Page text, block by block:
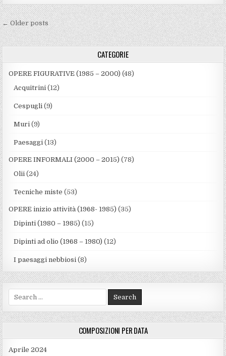
Navigazione articoli
← Older posts
CATEGORIE
OPERE FIGURATIVE (1985 – 2000) (48)
Acquitrini (12)
Cespugli (9)
Muri (9)
Paesaggi (13)
OPERE INFORMALI (2000 – 2015) (78)
Olii (24)
Tecniche miste (53)
OPERE inizio attività (1968- 1985) (35)
Dipinti (1980 – 1985) (15)
Dipinti ad olio (1968 – 1980) (12)
I paesaggi nebbiosi (8)
Search for:
COMPOSIZIONI PER DATA
Aprile 2024